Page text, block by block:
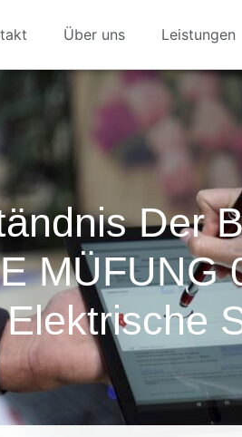
Über uns Leistungen
Der
MÜFUNG
Elektrische